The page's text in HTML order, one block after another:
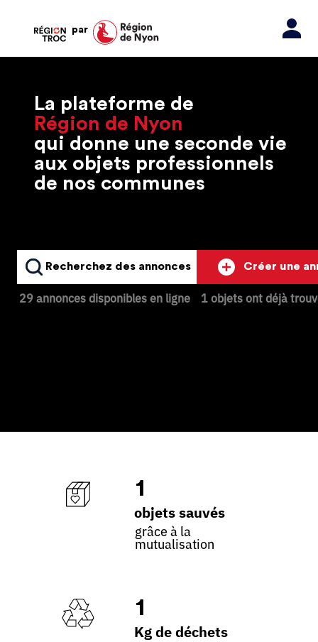
par
La plateforme de
Région de Nyon
qui donne une seconde vie
aux objets professionnels
de nos communes
Recherchez des annonces
29 annonces disponibles en ligne
Créer une
1 objets ont déjà
1
objets sauvés
grâce à la
mutualisation
1
Kg de déchets